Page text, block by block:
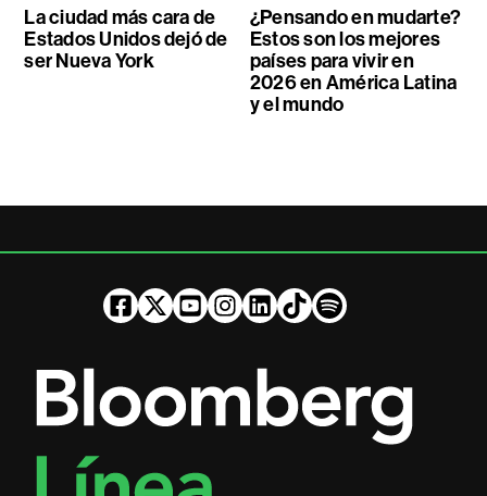
La ciudad más cara de
Estados Unidos dejó de
ser Nueva York
¿Pensando en mudarte?
Estos son los mejores
países para vivir en
2026 en América Latina
y el mundo